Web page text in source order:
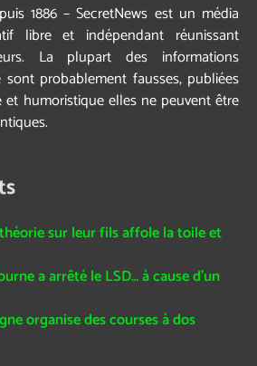
1886 – SecretNews est un média
libre et indépendant réunissant
La plupart des informations
probablement fausses, publiées
humoristique elles ne peuvent être
sur leur fils affole la toile et
a arrêté le LSD… à cause d’un
organise des courses à dos